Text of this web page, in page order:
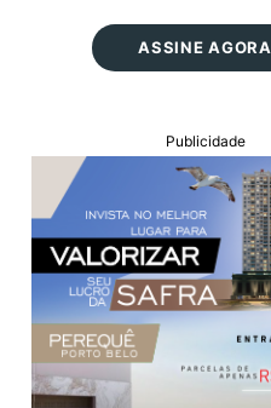
ASSINE AGORA
Publicidade